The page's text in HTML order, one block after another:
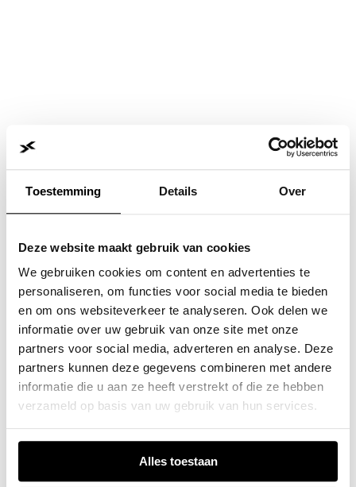
Toestemming Details Over
Deze website maakt gebruik van cookies
We gebruiken cookies om content en advertenties te
personaliseren, om functies voor social media te bieden
en om ons websiteverkeer te analyseren. Ook delen we
informatie over uw gebruik van onze site met onze
partners voor social media, adverteren en analyse. Deze
partners kunnen deze gegevens combineren met andere
informatie die u aan ze heeft verstrekt of die ze hebben
verzameld op basis van uw gebruik van hun services.
Alles toestaan
Application error: a client-side exception has occurred while
loadingwww.jvk.nl(see the browser consolefor more
information).